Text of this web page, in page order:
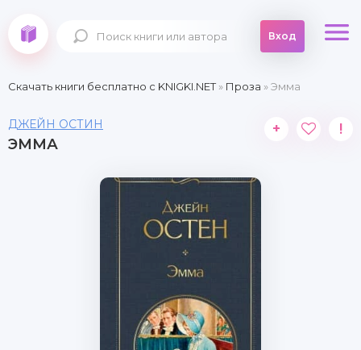
Вход
Скачать книги бесплатно c KNIGKI.NET» Проза » Эмма
ДЖЕЙН ОСТИН
ЭММА
+ !